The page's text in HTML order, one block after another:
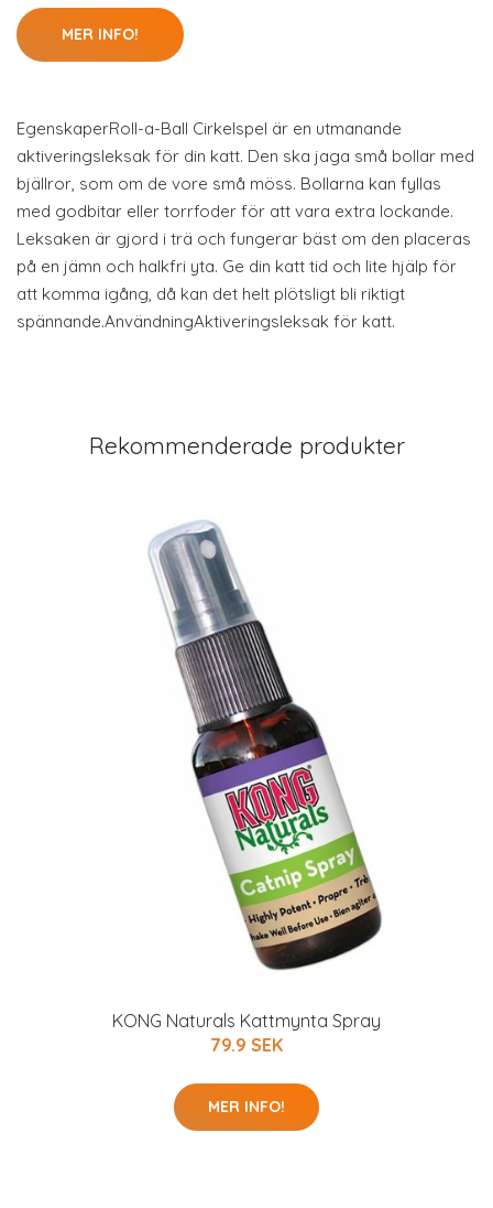
MER INFO!
EgenskaperRoll-a-Ball Cirkelspel är en utmanande
aktiveringsleksak för din katt. Den ska jaga små bollar med
bjällror, som om de vore små möss. Bollarna kan fyllas
med godbitar eller torrfoder för att vara extra lockande.
Leksaken är gjord i trä och fungerar bäst om den placeras
på en jämn och halkfri yta. Ge din katt tid och lite hjälp för
att komma igång, då kan det helt plötsligt bli riktigt
spännande.AnvändningAktiveringsleksak för katt.
Rekommenderade produkter
KONG Naturals Kattmynta Spray
79.9 SEK
MER INFO!